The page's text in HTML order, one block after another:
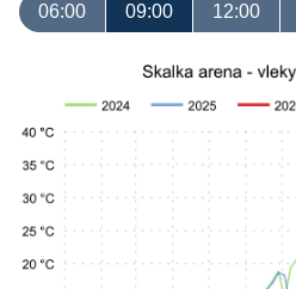
06:00 09:00 12:00